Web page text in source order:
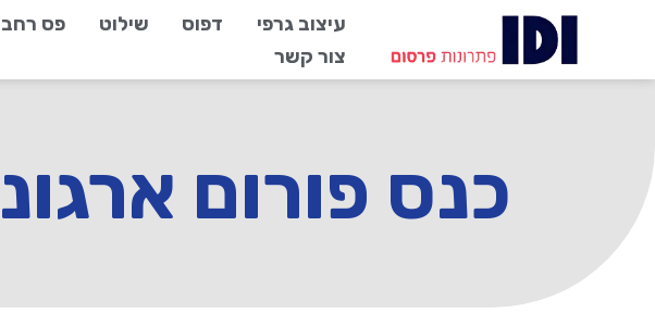
עיצוב גרפי דפוס שילוט פס רחב
צור קשר
כנס פורום